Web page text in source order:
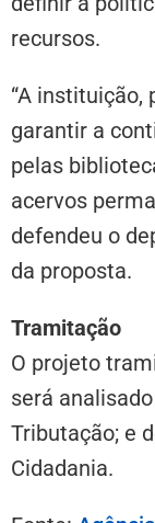
recursos.
“A instituição,
garantir a
pelas
acervos
defendeu o
da proposta.
Tramitação
O projeto
será
Tributação; e
Cidadania.